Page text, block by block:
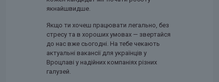
якнайшвидше.
Якщо ти хочеш працювати легально, без
стресу та в хороших умовах — звертайся
до нас вже сьогодні. На тебе чекають
актуальні вакансії для українців у
Вроцлаві у надійних компаніях різних
галузей.